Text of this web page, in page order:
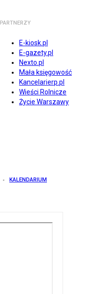
PARTNERZY
E-kiosk.pl
E-gazety.pl
Nexto.pl
Mała księgowość
Kancelarierp.pl
Wieści Rolnicze
Życie Warszawy
KALENDARIUM